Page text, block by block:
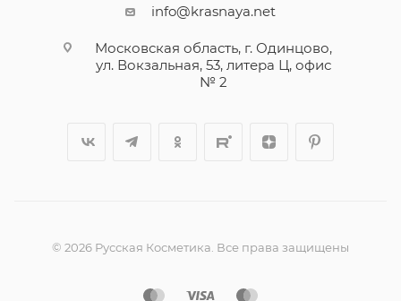
info@krasnaya.net
Московская область, г. Одинцово,
ул. Вокзальная, 53, литера Ц, офис
№ 2
© 2026 Русская Косметика. Все права защищены